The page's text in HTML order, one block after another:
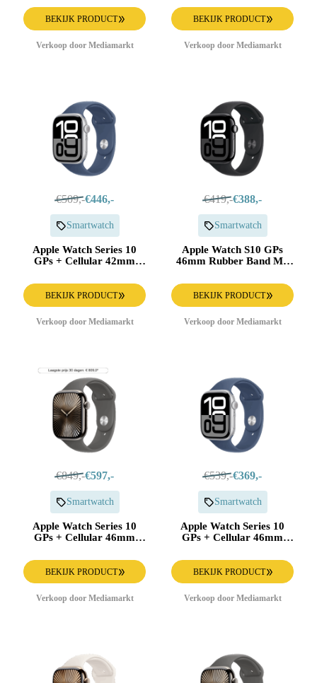
BEKIJK PRODUCT
Verkoop door Mediamarkt
Black
BEKIJK PRODUCT
Verkoop door Mediamarkt
€509,-€446,-
Smartwatch
Apple Watch Series 10
GPs + Cellular 42mm
Smartwatch Silver
BEKIJK PRODUCT
Verkoop door Mediamarkt
€419,-€388,-
Smartwatch
Apple Watch S10 GPs
46mm Rubber Band M/l
Jet Black
BEKIJK PRODUCT
Verkoop door Mediamarkt
€849,-€597,-
Smartwatch
Apple Watch Series 10
GPs + Cellular 46mm
S/m Smartwatch Natural
BEKIJK PRODUCT
Verkoop door Mediamarkt
€539,-€369,-
Smartwatch
Apple Watch Series 10
GPs + Cellular 46mm
Smartwatch Silver
BEKIJK PRODUCT
Verkoop door Mediamarkt